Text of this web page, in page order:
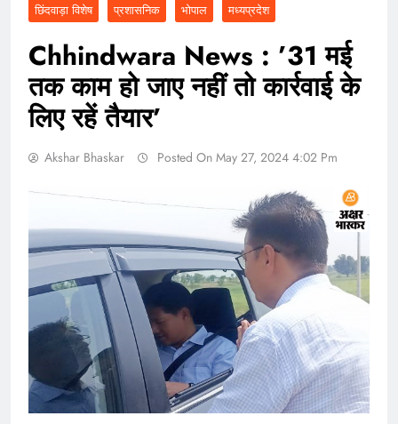
छिंदवाड़ा विशेष प्रशासनिक भोपाल मध्यप्रदेश
Chhindwara News : ’31 मई
तक काम हो जाए नहीं तो कार्रवाई के
लिए रहें तैयार’
Akshar Bhaskar Posted On May 27, 2024 4:02 Pm